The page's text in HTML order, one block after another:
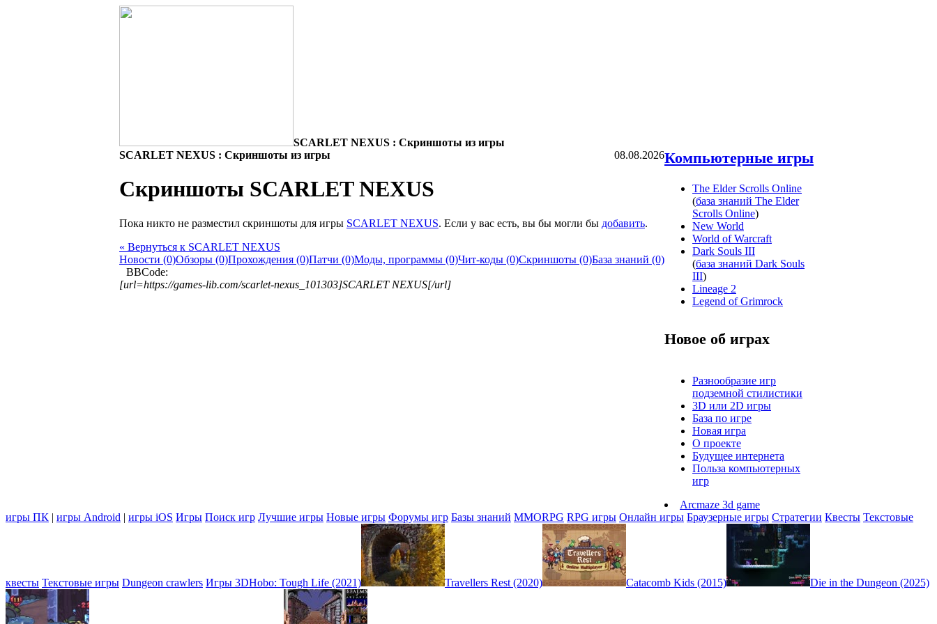
SCARLET NEXUS : Скриншоты из игры
08.08.2026
SCARLET NEXUS : Скриншоты из игры
Скриншоты SCARLET NEXUS
Пока никто не разместил скриншоты для игры SCARLET NEXUS. Если у вас есть, вы бы могли бы добавить.
« Вернуться к SCARLET NEXUS
Новости (0)Обзоры (0)Прохождения (0)Патчи (0)Моды, программы (0)Чит-коды (0)Скриншоты (0)База знаний (0)
BBCode:
[url=https://games-lib.com/scarlet-nexus_101303]SCARLET NEXUS[/url]
Компьютерные игры
The Elder Scrolls Online
(база знаний The Elder
Scrolls Online)
New World
World of Warcraft
Dark Souls III
(база знаний Dark Souls
III)
Lineage 2
Legend of Grimrock
Новое об играх
Разнообразие игр
подземной стилистики
3D или 2D игры
База по игре
Новая игра
О проекте
Будущее интернета
Польза компьютерных
игр
Arcmaze 3d game
игры ПК | игры Android | игры iOS Игры Поиск игр Лучшие игры Новые игры Форумы игр Базы знаний MMORPG RPG игры Онлайн игры Браузерные игры Стратегии Квесты Текстовые
квесты Текстовые игры Dungeon crawlers Игры 3DHobo: Tough Life (2021) Travellers Rest (2020) Catacomb Kids (2015) Die in the Dungeon (2025)